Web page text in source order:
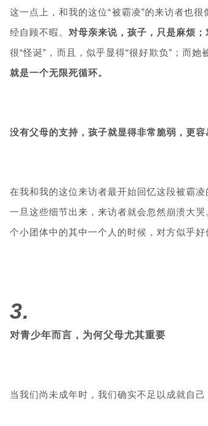
这一点上，和我的这位“被霸凌”的来访者也
经自顾不暇。 对母亲来说，孩子，只是麻烦；
很“怪诞”，而且，似乎显得“很好欺负”；而
就是一个无限死循环。
没有父母的支持，孩子就显得非常脆弱，更容
在我和我的这位来访者最开始回忆这段被霸
一旦这些细节出来，来访者就会忽然崩溃大
个小团体中的其中一个人的时候，对方似乎
3.
对青少年而言，为何父母尤其重要
当我们尚未成年时，我们确实不足以成就自己